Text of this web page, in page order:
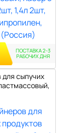
ПОСТАВКА 2-3
РАБОЧИХ ДНЯ
для сыпучих